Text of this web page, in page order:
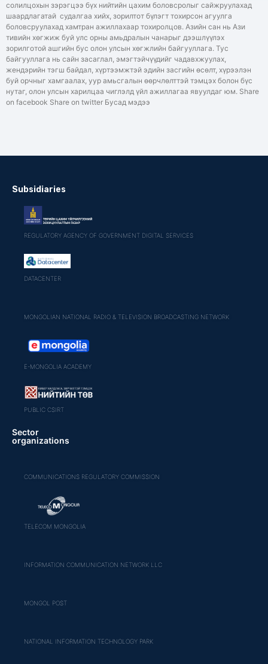
солилцохын зэрэгцээ бүх нийтийн цахим боловсролыг сайжруулахад
шаардлагатай судалгаа хийх, зорилтот бүлэгт тохирсон агуулга
боловсруулахад хамтран ажиллахаар тохиролцов. Азийн сан нь Ази
тивийн хөгжиж буй улс орны амьдралын чанарыг дээшлүүлэх
зорилготой ашгийн бус олон улсын хөгжлийн байгууллага. Тус
байгууллага нь сайн засаглал, эмэгтэйчүүдийг чадавхжуулах,
жендэрийн тэгш байдал, хүртээмжтэй эдийн засгийн өсөлт, хүрээлэн
буй орчныг хамгаалах, уур амьсгалын өөрчлөлттэй тэмцэх болон бүс
нутаг, олон улсын харилцаа чиглэлд үйл ажиллагаа явуулдаг юм. Share
on facebook Share on twitter Бусад мэдээ
Subsidiaries
REGULATORY AGENCY OF GOVERNMENT DIGITAL SERVICES
DATACENTER
MONGOLIAN NATIONAL RADIO & TELEVISION BROADCASTING NETWORK
E-MONGOLIA ACADEMY
PUBLIC CSIRT
Sector
organizations
COMMUNICATIONS REGULATORY COMMISSION
TELECOM MONGOLIA
INFORMATION COMMUNICATION NETWORK LLC
MONGOL POST
NATIONAL INFORMATION TECHNOLOGY PARK